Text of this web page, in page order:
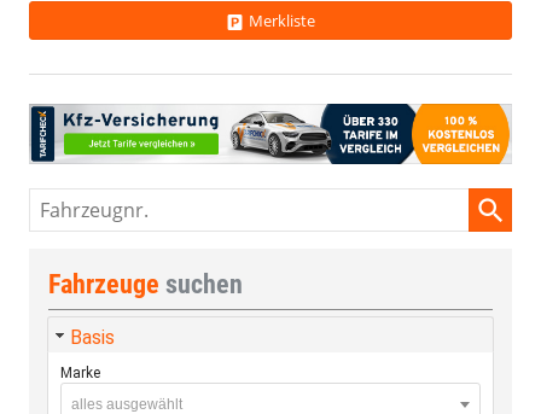
Merkliste
Fahrzeugnr.
Fahrzeuge suchen
Basis
Marke
alles ausgewählt